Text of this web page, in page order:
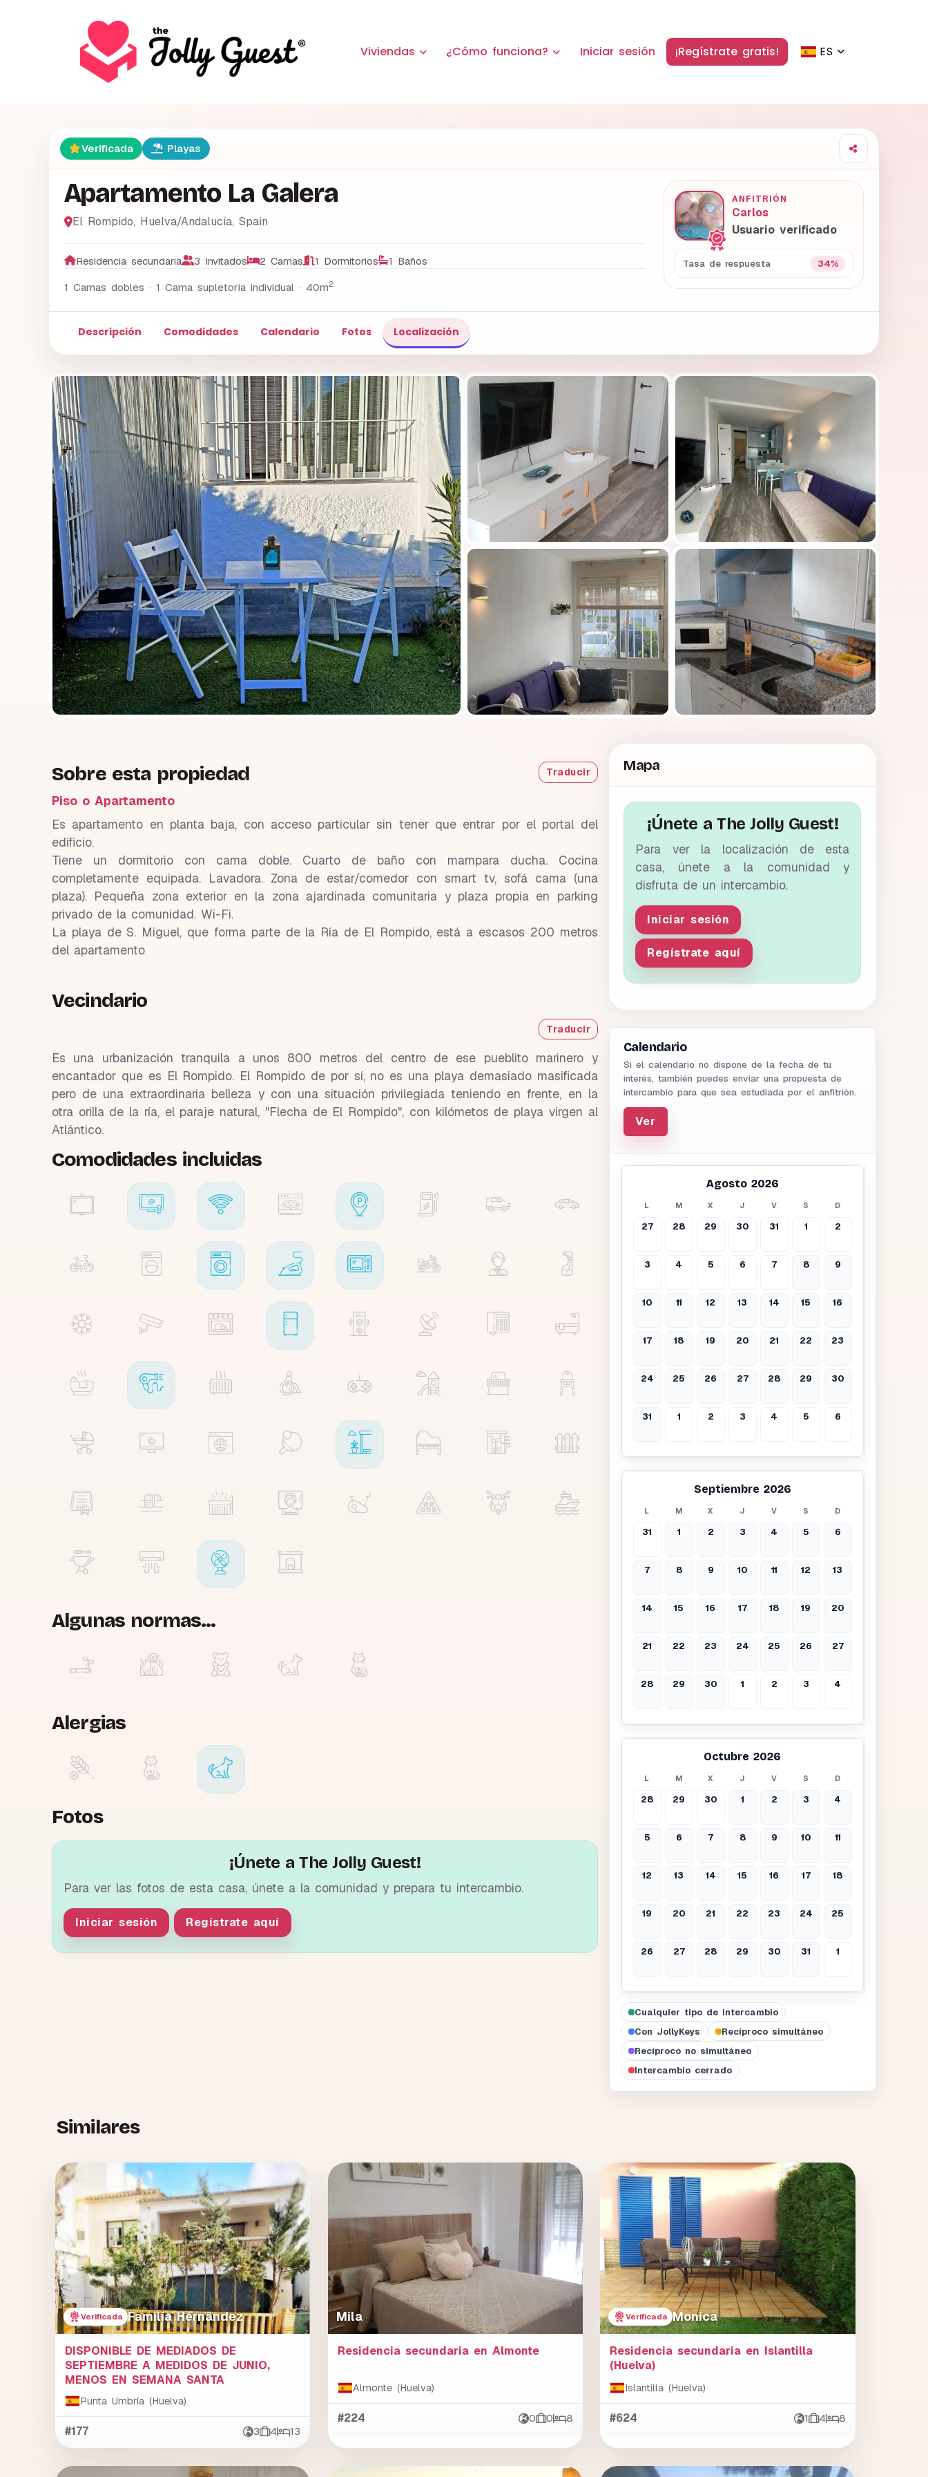
Viviendas ¿Cómo funciona? Iniciar sesión ¡Regístrate gratis! ES
Verificada Playas
Apartamento La Galera
El Rompido, Huelva/Andalucía, Spain
Residencia secundaria 3 Invitados 2 Camas 1 Dormitorios 1 Baños
1 Camas dobles · 1 Cama supletoria individual · 40m2
ANFITRIÓN
Carlos
Usuario verificado
Tasa de respuesta 34%
Descripción Comodidades Calendario Fotos Localización
Sobre esta propiedad
Piso o Apartamento
Traducir
Es apartamento en planta baja, con acceso particular sin tener que entrar por el portal del
edificio.
Tiene un dormitorio con cama doble. Cuarto de baño con mampara ducha. Cocina
completamente equipada. Lavadora. Zona de estar/comedor con smart tv, sofá cama (una
plaza). Pequeña zona exterior en la zona ajardinada comunitaria y plaza propia en parking
privado de la comunidad. Wi-Fi.
La playa de S. Miguel, que forma parte de la Ría de El Rompido, está a escasos 200 metros
del apartamento
Vecindario
Traducir
Es una urbanización tranquila a unos 800 metros del centro de ese pueblito marinero y
encantador que es El Rompido. El Rompido de por sí, no es una playa demasiado masificada
pero de una extraordinaria belleza y con una situación privilegiada teniendo en frente, en la
otra orilla de la ría, el paraje natural, "Flecha de El Rompido", con kilómetos de playa virgen al
Atlántico.
Comodidades incluidas
Algunas normas...
Alergias
Fotos
¡Únete a The Jolly Guest!
Para ver las fotos de esta casa, únete a la comunidad y prepara tu intercambio.
Iniciar sesión Regístrate aquí
Mapa
¡Únete a The Jolly Guest!
Para ver la localización de esta
casa, únete a la comunidad y
disfruta de un intercambio.
Iniciar sesión
Regístrate aquí
Calendario
Si el calendario no dispone de la fecha de tu
interés, también puedes enviar una propuesta de
intercambio para que sea estudiada por el anfitrión.
Ver
Agosto 2026
L M X J V S D
27 28 29 30 31 1 2
3 4 5 6 7 8 9
10 11 12 13 14 15 16
17 18 19 20 21 22 23
24 25 26 27 28 29 30
31 1 2 3 4 5 6
Septiembre 2026
L M X J V S D
31 1 2 3 4 5 6
7 8 9 10 11 12 13
14 15 16 17 18 19 20
21 22 23 24 25 26 27
28 29 30 1 2 3 4
Octubre 2026
L M X J V S D
28 29 30 1 2 3 4
5 6 7 8 9 10 11
12 13 14 15 16 17 18
19 20 21 22 23 24 25
26 27 28 29 30 31 1
Cualquier tipo de intercambio
Con JollyKeys
Recíproco simultáneo
Recíproco no simultáneo
Intercambio cerrado
Similares
Verificada Familia Hernández
DISPONIBLE DE MEDIADOS DE
SEPTIEMBRE A MEDIDOS DE JUNIO,
MENOS EN SEMANA SANTA
Punta Umbría (Huelva)
#177 3 4 13
Mila
Residencia secundaria en Almonte
Almonte (Huelva)
#224 0 0 8
Verificada Monica
Residencia secundaria en Islantilla
(Huelva)
Islantilla (Huelva)
#624 1 4 8